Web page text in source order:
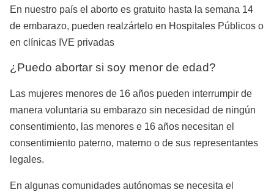
En nuestro país el aborto es gratuito hasta la semana 14
de embarazo, pueden realzártelo en Hospitales Públicos o
en clínicas IVE privadas
¿Puedo abortar si soy menor de edad?
Las mujeres menores de 16 años pueden interrumpir de
manera voluntaria su embarazo sin necesidad de ningún
consentimiento, las menores e 16 años necesitan el
consentimiento paterno, materno o de sus representantes
legales.
En algunas comunidades autónomas se necesita el